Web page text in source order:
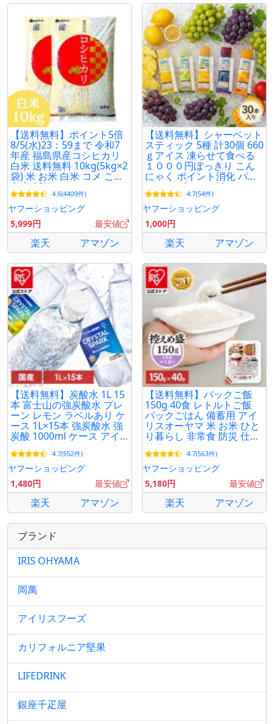
【送料無料】ポイント5倍
8/5(水)23：59まで 令和7
年産 福島県産コシヒカリ
白米 送料無料 10kg(5kg×2
袋) 米 お米 白米 コメ こめ
白米 10kg
4.6(4409件)
ヤフーショッピング
5,999円
最安値
楽天 アマゾン
【送料無料】シャーベット
スティック 5種 計30個 660
ｇアイス 凍らせて食べる
１０００円ぽっきり こん
にゃく ポイント消化 パイ
ン マンゴー ぶどう レモン
マスカット4.7(54件)
ヤフーショッピング
1,000円
楽天 アマゾン
【送料無料】炭酸水 1L 15
本 富士山の強炭酸水 プレ
ーン レモン ラベルあり ケ
ース 1L×15本 強炭酸水 強
炭酸 1000ml ケース アイ
リスオーヤマ
4.7(552件)
ヤフーショッピング
1,480円
最安値
楽天 アマゾン
【送料無料】パックご飯
150g 40食 レトルトご飯
パックごはん 備蓄用 アイ
リスオーヤマ 米 お米 ひと
り暮らし 非常食 防災 仕送
り
4.7(563件)
ヤフーショッピング
5,180円
最安値
楽天 アマゾン
ブランド
IRIS OHYAMA
岡萬
アイリスフーズ
カリフォルニア堅果
LIFEDRINK
銀座千疋屋